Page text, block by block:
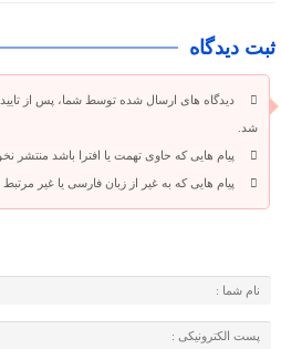
ثبت دیدگاه
دیدگاه های ارسال شده توسط شما، پس از
شد.
پیام هایی که حاوی تهمت یا افترا باشد منتشر
پیام هایی که به غیر از زبان فارسی یا غیر